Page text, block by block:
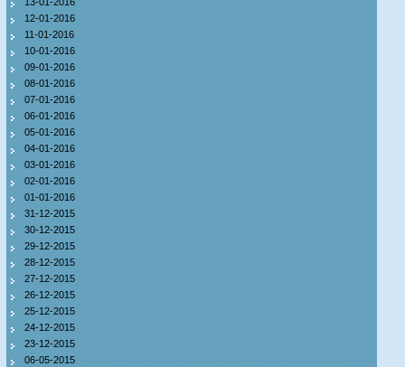
12-01-2016
11-01-2016
10-01-2016
09-01-2016
08-01-2016
07-01-2016
06-01-2016
05-01-2016
04-01-2016
03-01-2016
02-01-2016
01-01-2016
31-12-2015
30-12-2015
29-12-2015
28-12-2015
27-12-2015
26-12-2015
25-12-2015
24-12-2015
23-12-2015
06-05-2015